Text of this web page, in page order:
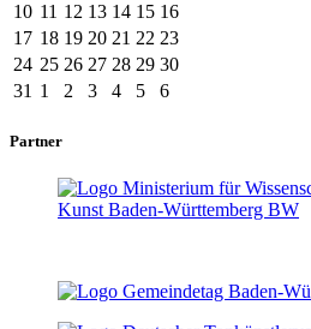
10 11 12 13 14 15 16
17 18 19 20 21 22 23
24 25 26 27 28 29 30
31 1 2 3 4 5 6
Partner